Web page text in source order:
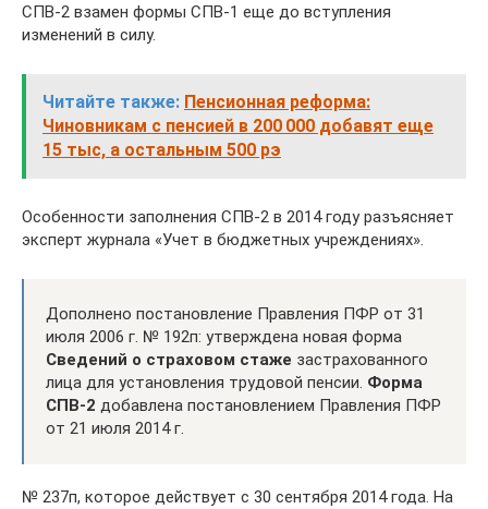
СПВ-2 взамен формы СПВ-1 еще до вступления
изменений в силу.
Читайте также: Пенсионная реформа:
Чиновникам с пенсией в 200 000 добавят еще
15 тыс, а остальным 500 рэ
Особенности заполнения СПВ-2 в 2014 году разъясняет
эксперт журнала «Учет в бюджетных учреждениях».
Дополнено постановление Правления ПФР от 31
июля 2006 г. № 192п: утверждена новая форма
Сведений о страховом стаже застрахованного
лица для установления трудовой пенсии. Форма
СПВ-2 добавлена постановлением Правления ПФР
от 21 июля 2014 г.
№ 237п, которое действует с 30 сентября 2014 года. На